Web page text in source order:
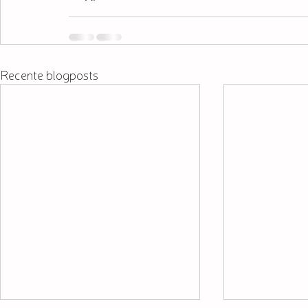
Recente blogposts